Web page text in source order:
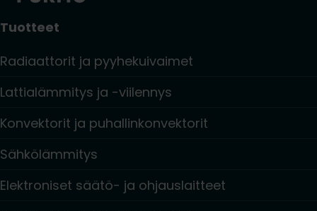
Tuotteet
Radiaattorit ja pyyhekuivaimet
Lattialämmitys ja -viilennys
Konvektorit ja puhallinkonvektorit
Sähkölämmitys
Elektroniset säätö- ja ohjauslaitteet